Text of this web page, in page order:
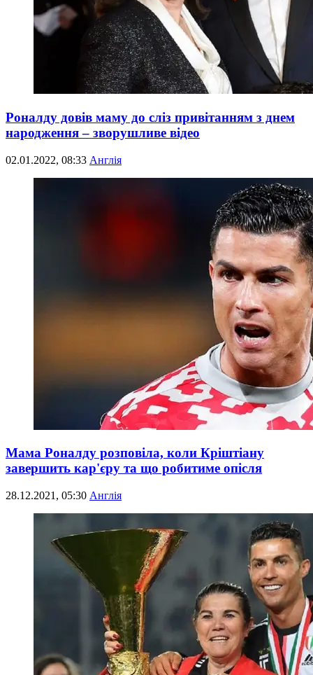
Роналду довів маму до сліз привітанням з днем
народження – зворушливе відео
02.01.2022, 08:33 Англія
Мама Роналду розповіла, коли Кріштіану
завершить кар'єру та що робитиме опісля
28.12.2021, 05:30 Англія